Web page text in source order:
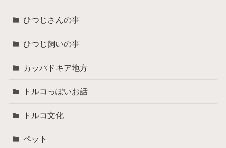
ひつじさんの事
ひつじ飼いの事
カッパドキア地方
トルコっぽいお話
トルコ文化
ペット